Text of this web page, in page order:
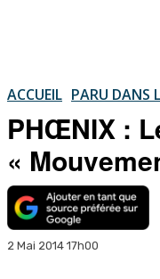
ACCUEIL PARU DANS
PHŒNIX :
«
2 Mai 2014 17h00